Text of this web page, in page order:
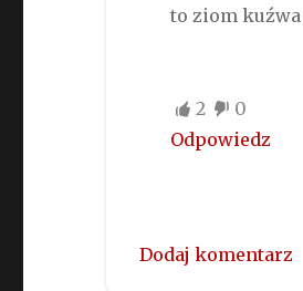
to ziom
2
0
Odpowiedz
Dodaj komentarz